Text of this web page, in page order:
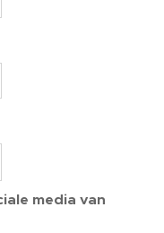
media van